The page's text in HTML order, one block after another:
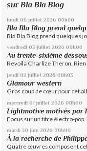
sur Bla Bla Blog
lundi 06 juillet 2026 00h00
Bla Bla Blog prend
Bla Bla Blog prend quelques
vendredi 03 juillet 2026 00h00
Au trente-sixième
Revoilà Charlize Theron.
jeudi 02 juillet 2026 00h03
Glamour western
Gros coup de cœur pour cet
mercredi 01 juillet 2026 00h00
Lightmotive motivés par
Focus sur un titre électro-pop.
mardi 30 juin 2026 00h00
À la recherche de
Quatre œuvres composent